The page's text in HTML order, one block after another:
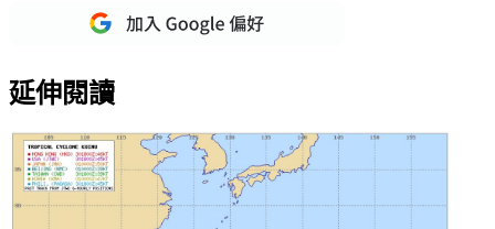
延伸閱讀